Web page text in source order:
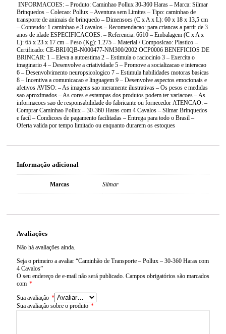
INFORMACOES: – Produto: Caminhao Pollux 30-360 Haras – Marca: Silmar
Brinquedos – Colecao: Pollux – Aventura sem Limites – Tipo: caminhao de
transporte de animais de brinquedo – Dimensoes (C x A x L): 60 x 18 x 13,5 cm
– Conteudo: 1 caminhao e 3 cavalos – Recomendacao: para criancas a partir de 3
anos de idade ESPECIFICACOES: – Referencia: 6610 – Embalagem (C x A x
L): 65 x 23 x 17 cm – Peso (Kg): 1.275 – Material / Composicao: Plastico –
Certificado: CE-BRI/IQB-N000477-NM300/2002 OCP0006 BENEFICIOS DE
BRINCAR: 1 – Eleva a autoestima 2 – Estimula o raciocinio 3 – Exercita o
imaginario 4 – Desenvolve a criatividade 5 – Promove a socializacao e interacao
6 – Desenvolvimento neuropsicologico 7 – Estimula habilidades motoras basicas
8 – Incentiva a comunicacao e linguagem 9 – Desenvolve aspectos emocionais e
afetivos AVISO: – As imagens sao meramente ilustrativas – Os pesos e medidas
sao aproximados – As cores e estampas dos produtos podem ter variacoes – As
informacoes sao de responsabilidade do fabricante ou fornecedor ATENCAO: –
Comprar Caminhao Pollux – 30-360 Haras com 4 Cavalos – Silmar Brinquedos
e facil – Condicoes de pagamento facilitadas – Entrega para todo o Brasil –
Oferta valida por tempo limitado ou enquanto durarem os estoques
Informação adicional
Marcas Silmar
Avaliações
Não há avaliações ainda.
Seja o primeiro a avaliar “Caminhão de Transporte – Pollux – 30-360 Haras com
4 Cavalos”
O seu endereço de e-mail não será publicado. Campos obrigatórios são marcados
com *
Sua avaliação *
Sua avaliação sobre o produto *